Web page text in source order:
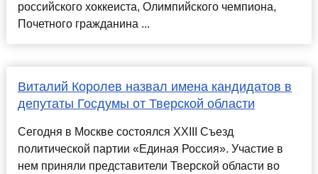
российского хоккеиста, Олимпийского чемпиона,
Почетного гражданина ...
Виталий Королев назвал имена кандидатов в
депутаты Госдумы от Тверской области
Сегодня в Москве состоялся XXIII Съезд
политической партии «Единая Россия». Участие в
нем приняли представители Тверской области во